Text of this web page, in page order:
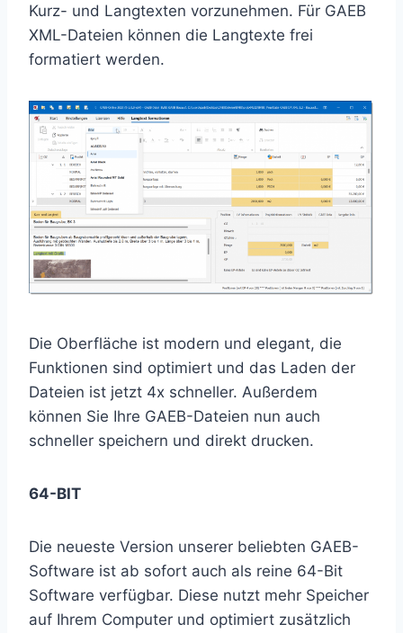
Kurz- und Langtexten vorzunehmen. Für GAEB
XML-Dateien können die Langtexte frei
formatiert werden.
Die Oberfläche ist modern und elegant, die
Funktionen sind optimiert und das Laden der
Dateien ist jetzt 4x schneller. Außerdem
können Sie Ihre GAEB-Dateien nun auch
schneller speichern und direkt drucken.
64-BIT
Die neueste Version unserer beliebten GAEB-
Software ist ab sofort auch als reine 64-Bit
Software verfügbar. Diese nutzt mehr Speicher
auf Ihrem Computer und optimiert zusätzlich